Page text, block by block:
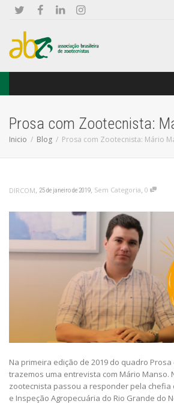
Prosa com Zootecnista:
Inicio Blog Prosa com Zootecnista: Mário
DIRCOM, 25 de janeiro de 2019, Sem Categoria, 0
Na primeira edição de 2019 do quadro Prosa
trazemos uma entrevista com Mário Manso.
zootecnista passou a responder pela chefia
e Inspeção Agropecuária do Rio Grande do